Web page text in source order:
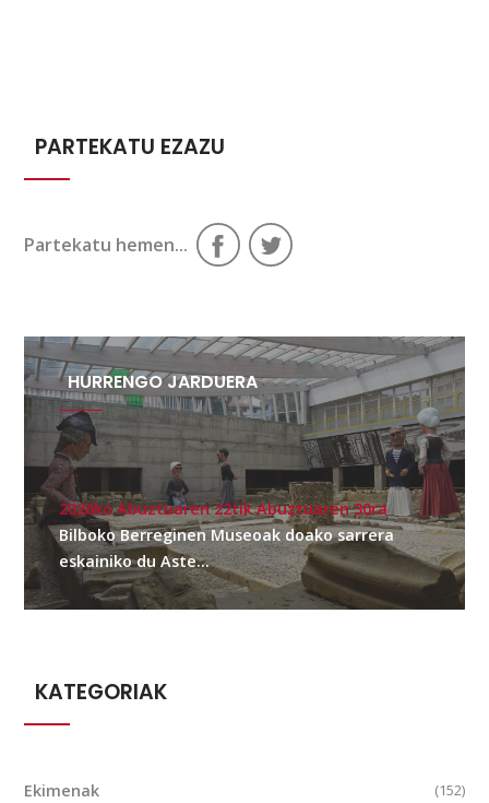
PARTEKATU EZAZU
Partekatu hemen...
HURRENGO JARDUERA
2026ko Abuztuaren 22tik Abuztuaren 30ra
Bilboko Berreginen Museoak doako sarrera
eskainiko du Aste...
KATEGORIAK
Ekimenak (152)